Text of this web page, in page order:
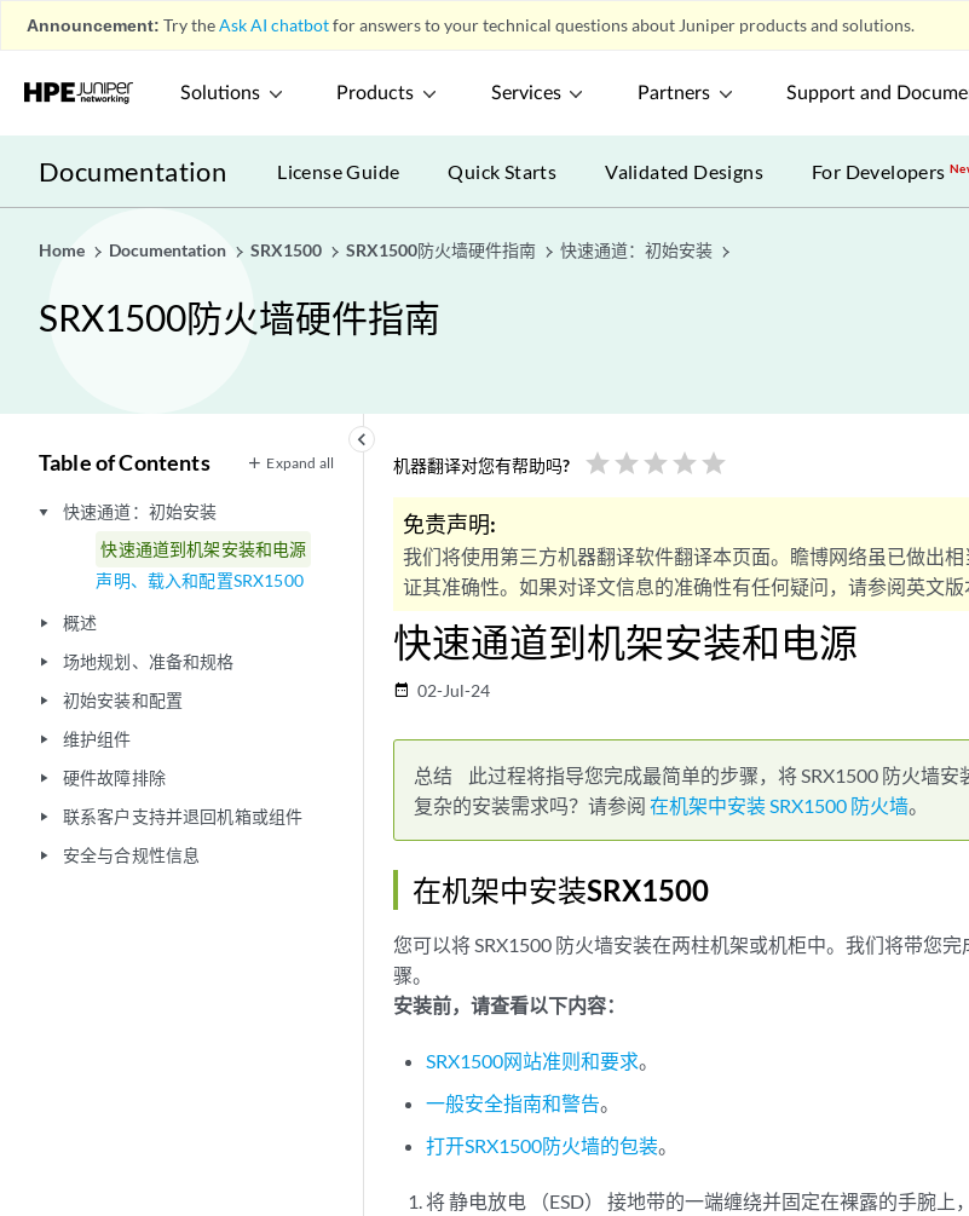
Announcement: Try theAsk AI chatbotfor answers to your technical questions about Juniper products and solutions.
Solutions Products Services Partners Support and
Documentation License Guide Quick Starts Validated Designs For Developers
Home Documentation SRX1500 SRX1500防火墙硬件指南 快速通道：初始安装
SRX1500防火墙硬件指南
keyboard_arrow_left
Table of Contents Expand all
play_arrow
快速通道：初始安装
快速通道到机架安装和电源
声明、载入和配置SRX1500
play_arrow 概述
play_arrow 场地规划、准备和规格
play_arrow 初始安装和配置
play_arrow 维护组件
play_arrow 硬件故障排除
play_arrow 联系客户支持并退回机箱或组件
play_arrow 安全与合规性信息
机器翻译对您有帮助吗? star star star star star
免责声明:
我们将使用第三方机器翻译软件翻译本页面。瞻博网络虽已做出
证其准确性。如果对译文信息的准确性有任何疑问，请参阅英文版
快速通道到机架安装和电源
date_range 02-Jul-24
总结
此过程将指导您完成最简单的步骤，将 SRX1500 防火墙
复杂的安装需求吗？请参阅 在机架中安装 SRX1500 防火墙。
在机架中安装SRX1500
您可以将 SRX1500 防火墙安装在两柱机架或机柜中。我们将带您
骤。
安装前，请查看以下内容：
SRX1500网站准则和要求。
一般安全指南和警告。
打开SRX1500防火墙的包装。
将静电放电 （ESD） 接地带的一端缠绕并固定在裸露的手腕上